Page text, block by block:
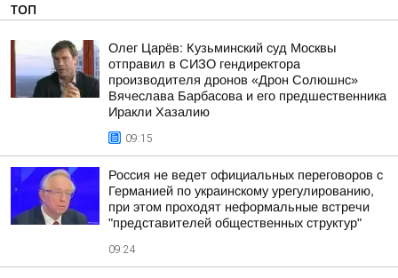
ТОП
Олег Царёв: Кузьминский суд Москвы
отправил в СИЗО гендиректора
производителя дронов «Дрон Солюшнс»
Вячеслава Барбасова и его предшественника
Иракли Хазалию
09:15
Россия не ведет официальных переговоров с
Германией по украинскому урегулированию,
при этом проходят неформальные встречи
"представителей общественных структур"
09:24